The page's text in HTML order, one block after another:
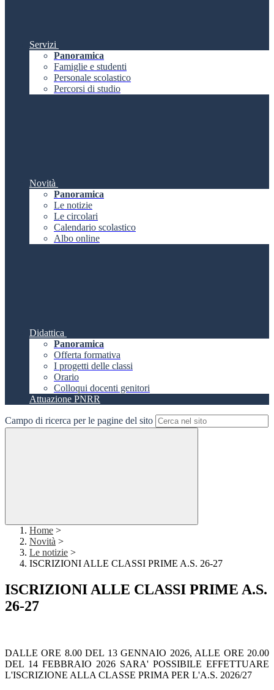
Servizi
Panoramica
Famiglie e studenti
Personale scolastico
Percorsi di studio
Novità
Panoramica
Le notizie
Le circolari
Calendario scolastico
Albo online
Didattica
Panoramica
Offerta formativa
I progetti delle classi
Orario
Colloqui docenti genitori
Attuazione PNRR
Campo di ricerca per le pagine del sito
Home >
Novità >
Le notizie >
ISCRIZIONI ALLE CLASSI PRIME A.S. 26-27
ISCRIZIONI ALLE CLASSI PRIME A.S.
26-27
DALLE ORE 8.00 DEL 13 GENNAIO 2026, ALLE ORE 20.00
DEL 14 FEBBRAIO 2026 SARA' POSSIBILE EFFETTUARE
L'ISCRIZIONE ALLA CLASSE PRIMA PER L'A.S. 2026/27